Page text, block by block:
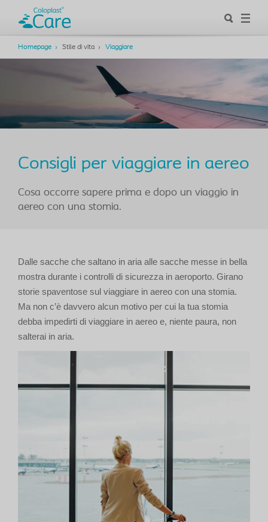
Homepage Stile di vita Viaggiare
Consigli per viaggiare in aereo
Cosa occorre sapere prima e dopo un viaggio in
aereo con una stomia.
Dalle sacche che saltano in aria alle sacche messe in bella
mostra durante i controlli di sicurezza in aeroporto. Girano
storie spaventose sul viaggiare in aereo con una stomia.
Ma non c’è davvero alcun motivo per cui la tua stomia
debba impedirti di viaggiare in aereo e, niente paura, non
salterai in aria.